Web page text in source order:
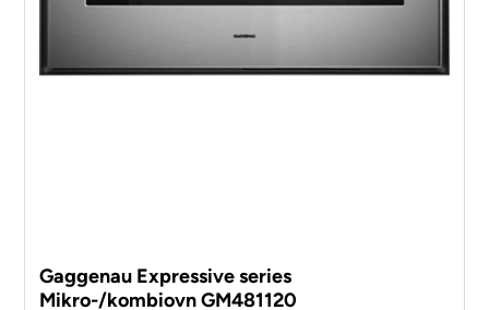
Gaggenau Expressive series
Mikro-/kombiovn GM481120